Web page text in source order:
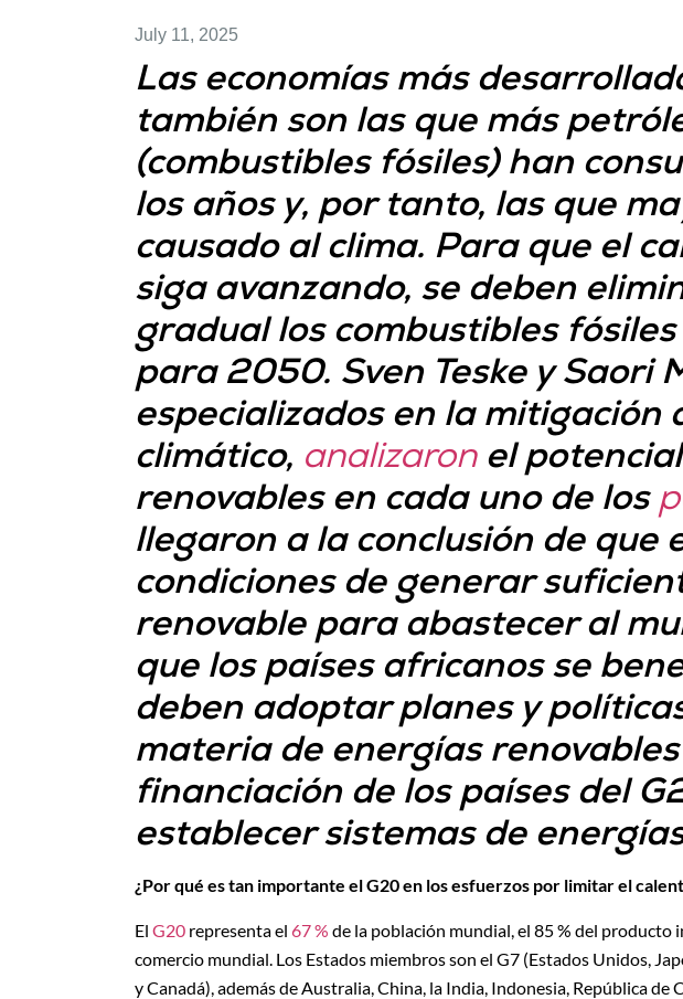
July 11, 2025
Las economías más
también son las que más
(combustibles fósiles) han
los años y, por tanto, las que
causado al clima. Para que el
siga avanzando, se deben
gradual los combustibles
para 2050. Sven Teske y Saori
especializados en la mitigación
climático, analizaron el
renovables en cada uno de los
llegaron a la conclusión de que
condiciones de generar
renovable para abastecer al
que los países africanos se
deben adoptar planes y
materia de energías
financiación de los países del
establecer sistemas de
¿Por qué es tan importante el G20 en los esfuerzos por limitar el
El G20 representa el 67 % de la población mundial, el 85 % del
comercio mundial. Los Estados miembros son el G7 (Estados Unidos,
y Canadá), además de Australia, China, la India, Indonesia, República de